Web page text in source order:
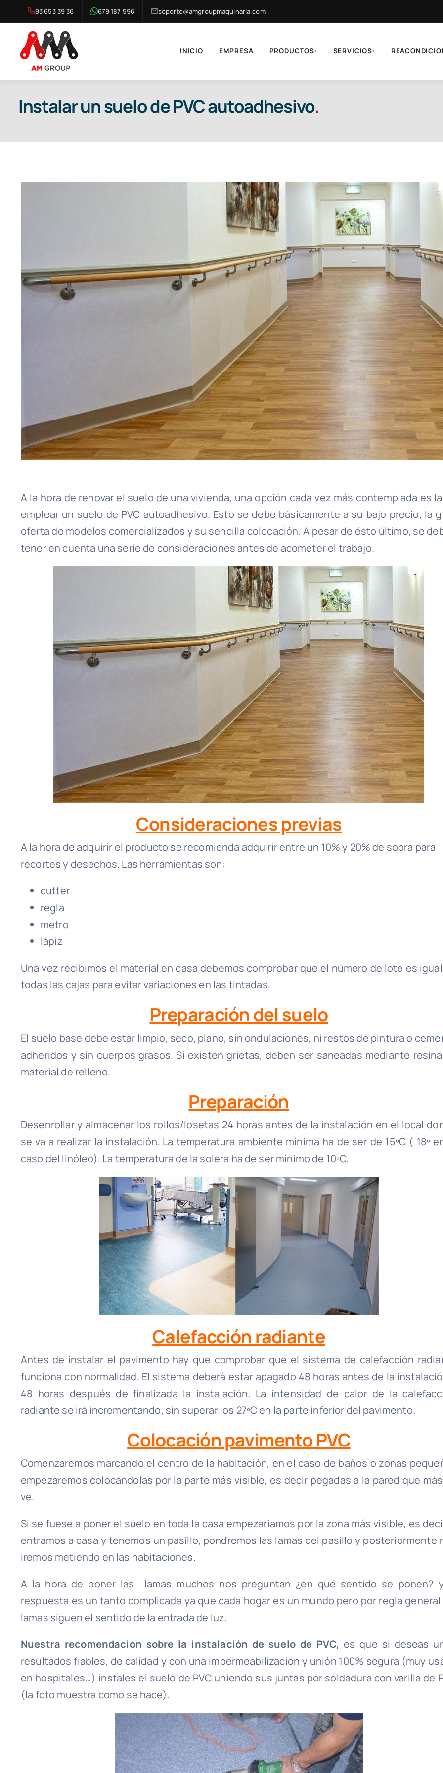
al
contenido
93 653 39 36 679 187 596 soporte@amgroupmaquinaria.com
INICIO EMPRESA PRODUCTOS▾ SERVICIOS▾
Instalar un suelo de PVC autoadhesivo.
A la hora de renovar el suelo de una vivienda, una opción cada vez más contemplada es
emplear un suelo de PVC autoadhesivo. Esto se debe básicamente a su bajo precio, la
oferta de modelos comercializados y su sencilla colocación. A pesar de ésto último, se
tener en cuenta una serie de consideraciones antes de acometer el trabajo.
Consideraciones previas
A la hora de adquirir el producto se recomienda adquirir entre un 10% y 20% de sobra para
recortes y desechos. Las herramientas son:
cutter
regla
metro
lápiz
Una vez recibimos el material en casa debemos comprobar que el número de lote es
todas las cajas para evitar variaciones en las tintadas.
Preparación del suelo
El suelo base debe estar limpio, seco, plano, sin ondulaciones, ni restos de pintura o
adheridos y sin cuerpos grasos. Si existen grietas, deben ser saneadas mediante
material de relleno.
Preparación
Desenrollar y almacenar los rollos/losetas 24 horas antes de la instalación en el local
se va a realizar la instalación. La temperatura ambiente mínima ha de ser de 15ºC ( 18º
caso del linóleo). La temperatura de la solera ha de ser mínimo de 10ºC.
Calefacción radiante
Antes de instalar el pavimento hay que comprobar que el sistema de calefacción
funciona con normalidad. El sistema deberá estar apagado 48 horas antes de la
48 horas después de finalizada la instalación. La intensidad de calor de la
radiante se irá incrementando, sin superar los 27ºC en la parte inferior del pavimento.
Colocación pavimento PVC
Comenzaremos marcando el centro de la habitación, en el caso de baños o zonas
empezaremos colocándolas por la parte más visible, es decir pegadas a la pared que
ve.
Si se fuese a poner el suelo en toda la casa empezaríamos por la zona más visible, es
entramos a casa y tenemos un pasillo, pondremos las lamas del pasillo y posteriormente
iremos metiendo en las habitaciones.
A la hora de poner las lamas muchos nos preguntan ¿en qué sentido se ponen?
respuesta es un tanto complicada ya que cada hogar es un mundo pero por regla general
lamas siguen el sentido de la entrada de luz.
Nuestra recomendación sobre la instalación de suelo de PVC, es que si deseas
resultados fiables, de calidad y con una impermeabilización y unión 100% segura (muy
en hospitales…) instales el suelo de PVC uniendo sus juntas por soldadura con varilla de
(la foto muestra como se hace).